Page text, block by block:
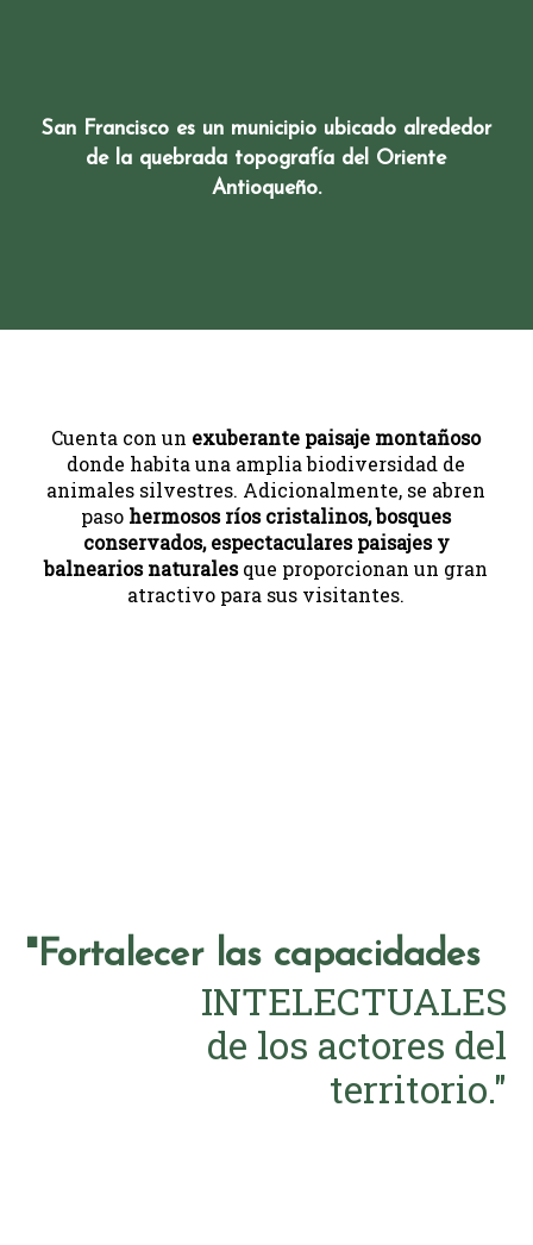
San Francisco es un municipio ubicado alrededor
de la quebrada topografía del Oriente
Antioqueño.
Cuenta con un exuberante paisaje montañoso
donde habita una amplia biodiversidad de
animales silvestres. Adicionalmente, se abren
paso hermosos ríos cristalinos, bosques
conservados, espectaculares paisajes y
balnearios naturalesque proporcionan un gran
atractivo para sus visitantes.
"Fortalecer las capacidades
INTELECTUALES
de los actores del
territorio."